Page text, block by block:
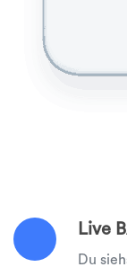
Live
Du